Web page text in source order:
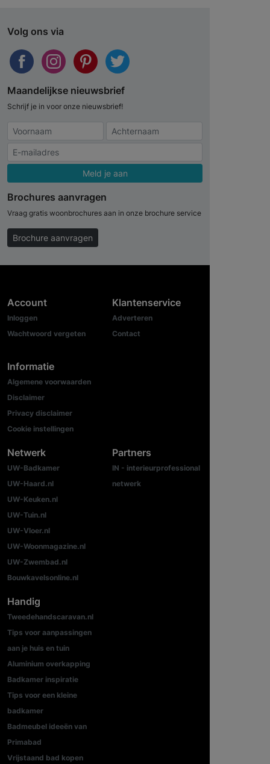
Volg ons via
Maandelijkse nieuwsbrief
Schrijf je in voor onze nieuwsbrief!
Meld je aan
Brochures aanvragen
Vraag gratis woonbrochures aan in onze brochure service
Brochure aanvragen
Account
Inloggen
Wachtwoord vergeten
Informatie
Algemene voorwaarden
Disclaimer
Privacy disclaimer
Cookie instellingen
Klantenservice
Adverteren
Contact
Netwerk
UW-Badkamer
UW-Haard.nl
UW-Keuken.nl
UW-Tuin.nl
UW-Vloer.nl
UW-Woonmagazine.nl
UW-Zwembad.nl
Bouwkavelsonline.nl
Partners
IN - interieurprofessional
netwerk
Handig
Tweedehandscaravan.nl
Tips voor aanpassingen
aan je huis en tuin
Aluminium overkapping
Badkamer inspiratie
Tips voor een kleine
badkamer
Badmeubel ideeën van
Primabad
Vrijstaand bad kopen